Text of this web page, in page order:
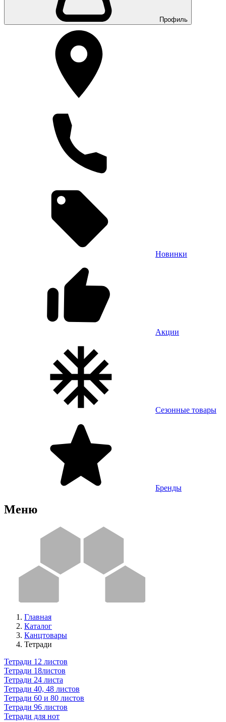
Профиль
Новинки
Акции
Сезонные товары
Бренды
Меню
Главная
Каталог
Канцтовары
Тетради
Тетради 12 листов
Тетради 18листов
Тетради 24 листа
Тетради 40, 48 листов
Тетради 60 и 80 листов
Тетради 96 листов
Тетради для нот